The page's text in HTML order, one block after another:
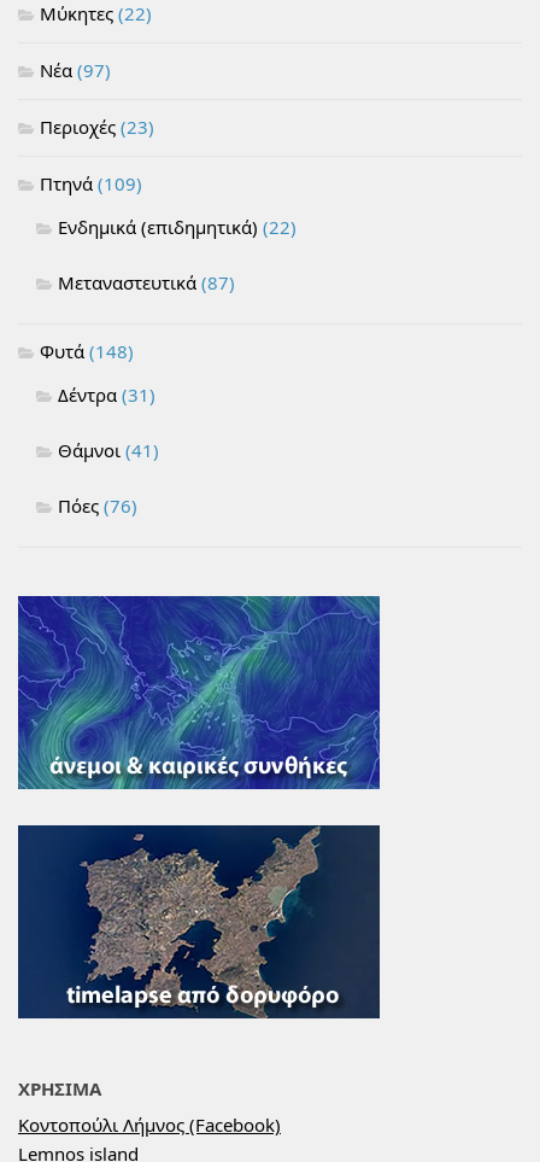
Μύκητες (22)
Νέα (97)
Περιοχές (23)
Πτηνά (109)
Ενδημικά (επιδημητικά) (22)
Μεταναστευτικά (87)
Φυτά (148)
Δέντρα (31)
Θάμνοι (41)
Πόες (76)
ΧΡΗΣΙΜΑ
Κοντοπούλι Λήμνος (Facebook)
Lemnos island